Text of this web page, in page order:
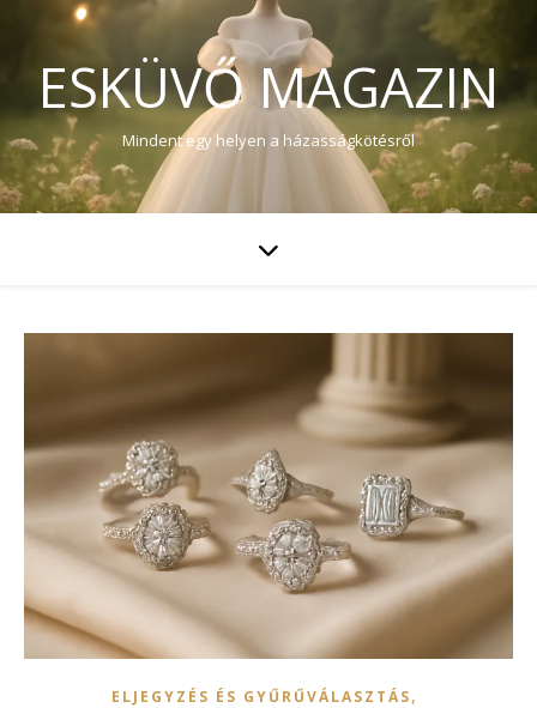
ESKÜVŐ MAGAZIN
Mindent egy helyen a házasságkötésről
ELJEGYZÉS ÉS GYŰRŰVÁLASZTÁS,